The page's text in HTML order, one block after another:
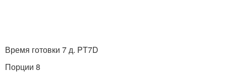
Время готовки 7 д. PT7D
Порции 8